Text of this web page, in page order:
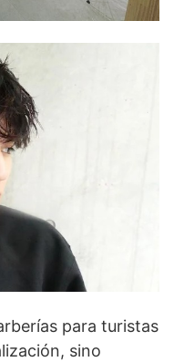
para turistas
sino